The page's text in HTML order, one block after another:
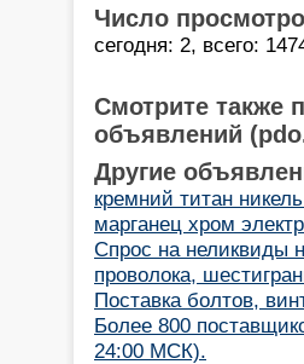
Число
сегодня: 2, всего:
Смотрите также
объявлений
Другие
кремний титан
марганец хром
Спрос на неликвиды
проволока,
Поставка болтов,
Более 800
24:00 МСК).